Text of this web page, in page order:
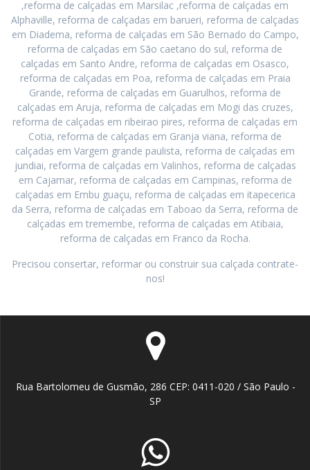
,reforma de calçadas em Marsilac ,reforma de calçadas em
Alphaville, reforma de calçadas em barueri, reforma de calçadas
em Diadema, reforma de calçadas em São Bernado do Campo,
reforma de calçadas em São caetano do sul, reforma de
calçadas em Santo Andre, reforma de calçadas em Osasco,
reforma de calçadas em Poa, reforma de calçadas em Praia
Grande, reforma de calçadas em Guarulhos, reforma de
calçadas em Aruja, reforma de calçadas em Mogi das cruzes,
reforma de calçadas em ribeirao pires, reforma de calçadas em
Cotia, reforma de calçadas em Granja viana, reforma de
calçadas em Vargem grande paulista, reforma de calçadas em
jundiai, reforma de calçadas em Valinhos, reforma de calçadas
em Cajamar, reforma de calçadas em Campinas, reforma de
calçadas em Embu guaçu, reforma de calçadas em itapecerica
da Serra, reforma de calçadas em Taboao da Serra, reforma de
calçadas em tremembe, reforma de calçadas em Atibaia,
reforma de calçadas em Franco da Rocha.
Precisou consertar, reformar ou construir sua calçada contrate-
nos!
Rua Bartolomeu de Gusmão, 286 CEP: 0411-020 / São Paulo -
SP